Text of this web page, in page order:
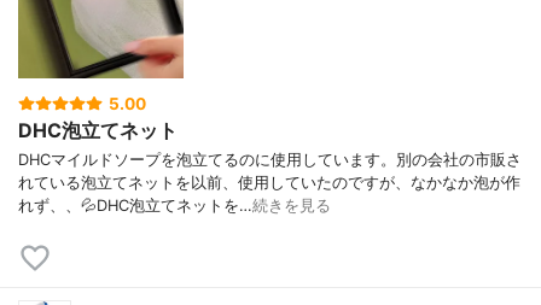
5.00
DHC泡立てネット
DHCマイルドソープを泡立てるのに使用しています。別の会社の市販さ
れている泡立てネットを以前、使用していたのですが、なかなか泡が作
れず、、💦DHC泡立てネットを…続きを見る